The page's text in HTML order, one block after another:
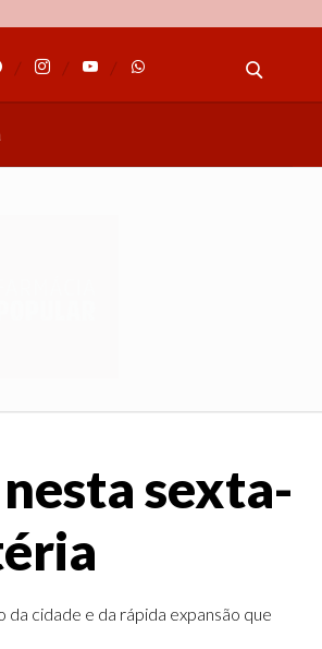
sexta-
cidade e da rápida expansão que